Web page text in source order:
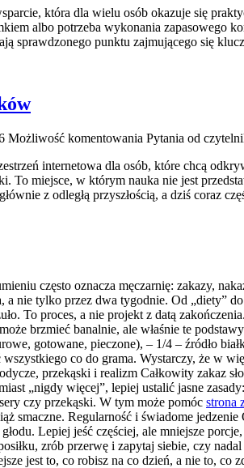
która dla wielu osób okazuje się
albo potrzeba wykonania zapasowego
sprawdzonego punktu zajmującego się
Możliwość komentowania Pytania od
internetowa dla osób, które chcą
To miejsce, w którym nauka nie jest
z odległą przyszłością, a dziś coraz
często oznacza męczarnię: zakazy,
a nie tylko przez dwa tygodnie. Od „diety”
To proces, a nie projekt z datą
brzmieć banalnie, ale właśnie te
gotowane, pieczone), – 1/4 – źródło
co do grama. Wystarczy, że w
przekąski i realizm Całkowity zakaz
„nigdy więcej”, lepiej ustalić jasne
czy przekąski. W tym może pomóc strona
smaczne. Regularność i świadome
Lepiej jeść częściej, ale mniejsze
zrób przerwę i zapytaj siebie, czy
jest to, co robisz na co dzień, a nie to, co